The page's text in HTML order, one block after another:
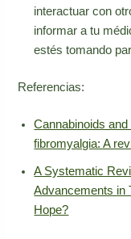
interactuar con
informar a tu
estés tomando
Referencias:
Cannabinoids
fibromyalgia: A
A Systematic
Advancements in
Hope?